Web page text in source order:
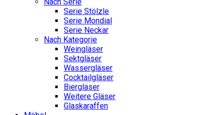
Serie Stölzle
Serie Mondial
Serie Neckar
Nach Kategorie
Weingläser
Sektgläser
Wassergläser
Cocktailgläser
Biergläser
Weitere Gläser
Glaskaraffen